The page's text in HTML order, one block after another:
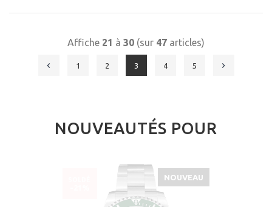
Affiche 21 à 30 (sur 47 articles)
1 2 3 4 5
NOUVEAUTÉS POUR
NOUVEAU